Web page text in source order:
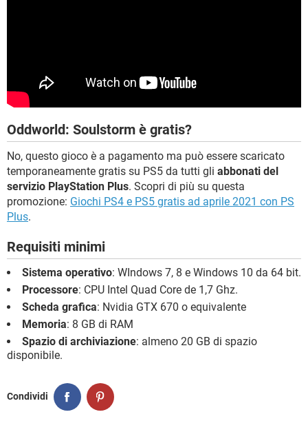
Oddworld: Soulstorm è gratis?
No, questo gioco è a pagamento ma può essere scaricato
temporaneamente gratis su PS5 da tutti gli abbonati del
servizio PlayStation Plus. Scopri di più su questa
promozione: Giochi PS4 e PS5 gratis ad aprile 2021 con PS
Plus.
Requisiti minimi
Sistema operativo: WIndows 7, 8 e Windows 10 da 64 bit.
Processore: CPU Intel Quad Core de 1,7 Ghz.
Scheda grafica: Nvidia GTX 670 o equivalente
Memoria: 8 GB di RAM
Spazio di archiviazione: almeno 20 GB di spazio
disponibile.
Condividi